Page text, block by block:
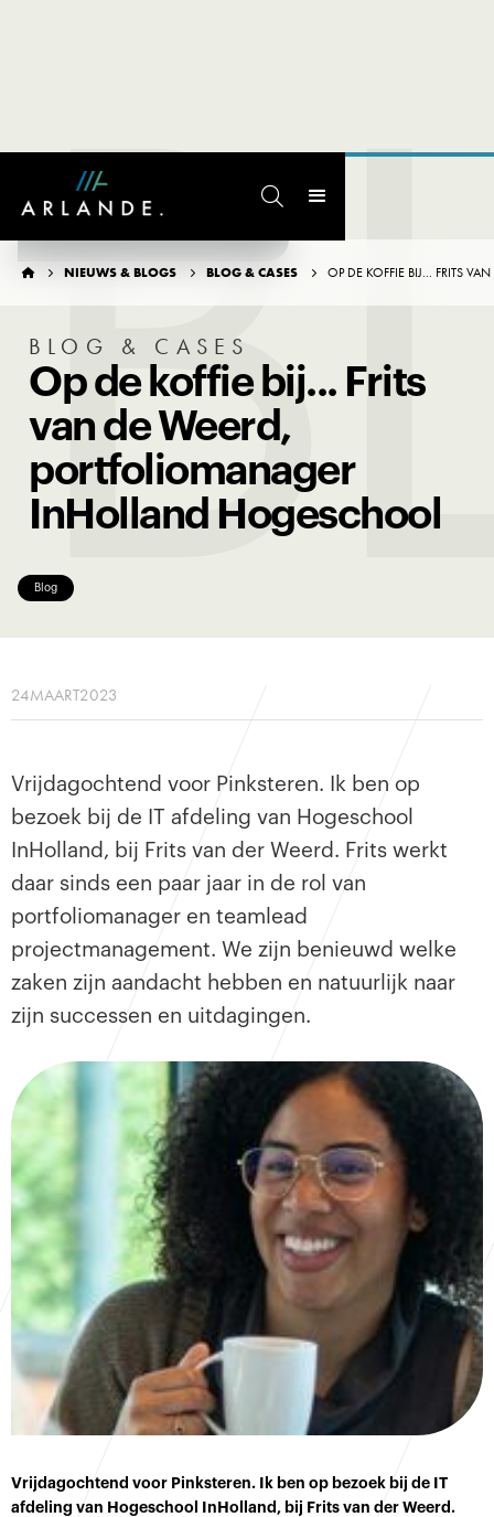

  NIEUWS & BLOGS  BLOG & CASES  OP DE KOFFIE BIJ... FRITS
BLOG & CASES
Op de koffie bij... Frits
van de Weerd,
portfoliomanager
InHolland Hogeschool
Blog
24MAART2023
Vrijdagochtend voor Pinksteren. Ik ben op
bezoek bij de IT afdeling van Hogeschool
InHolland, bij Frits van der Weerd. Frits werkt
daar sinds een paar jaar in de rol van
portfoliomanager en teamlead
projectmanagement. We zijn benieuwd welke
zaken zijn aandacht hebben en natuurlijk naar
zijn successen en uitdagingen.
Vrijdagochtend voor Pinksteren. Ik ben op bezoek bij de IT
afdeling van Hogeschool InHolland, bij Frits van der Weerd.